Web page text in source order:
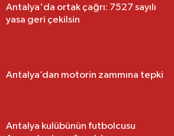
Antalya'da ortak çağrı: 7527 sayılı
yasa geri çekilsin
Antalya’dan motorin zammına tepki
Antalya kulübünün futbolcusu